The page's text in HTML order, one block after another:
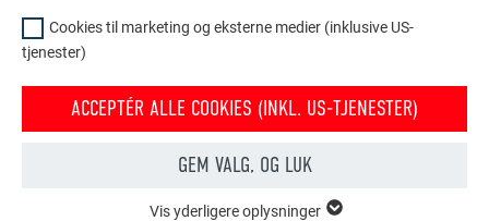
Cookies til marketing og eksterne medier (inklusive US-
tjenester)
ACCEPTÉR ALLE COOKIES (INKL. US-TJENESTER)
GEM VALG, OG LUK
Vis yderligere oplysninger